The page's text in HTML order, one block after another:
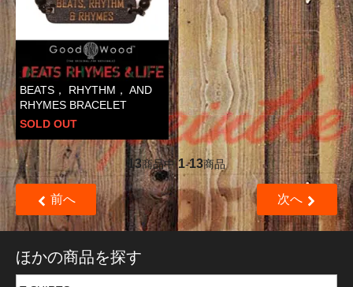
BEATS， RHYTHM， AND
RHYMES BRACELET
SOLD OUT
13商品中1-13商品
前へ 次へ
ほかの商品を探す